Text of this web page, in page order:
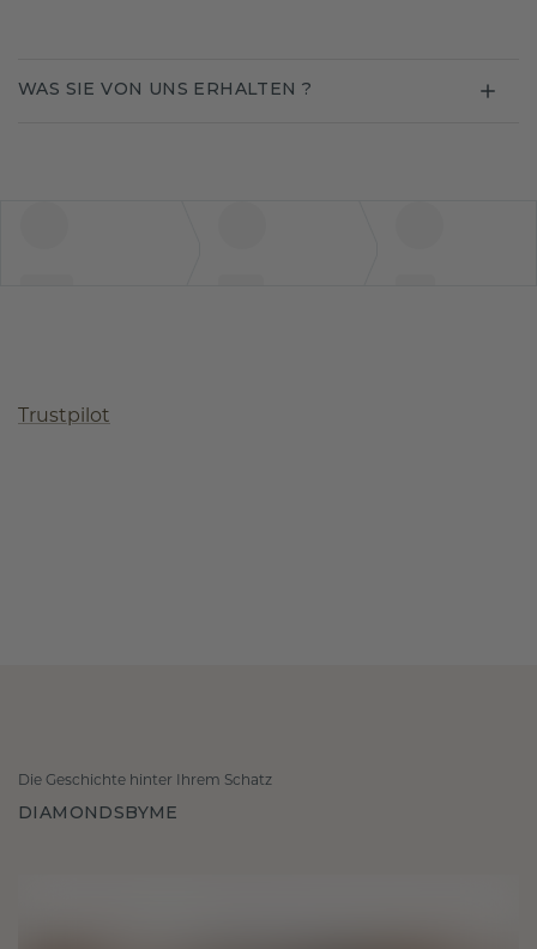
WAS SIE VON UNS ERHALTEN ?
Trustpilot
Die Geschichte hinter Ihrem Schatz
DIAMONDSBYME